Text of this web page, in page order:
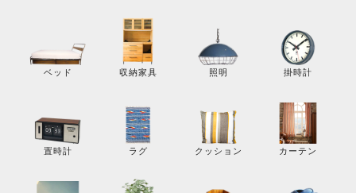
ベッド 収納家具 照明 掛時計
置時計 ラグ クッション カーテン